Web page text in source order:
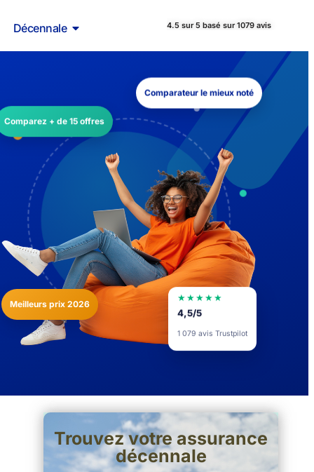
Décennale 4.5 sur 5 basé sur 1079 avis
Comparez + de 15 offres
Meilleurs prix 2026
Comparateur le mieux noté
★★★★★
4,5/5
1 079 avis Trustpilot
Trouvez votre assurance
décennale